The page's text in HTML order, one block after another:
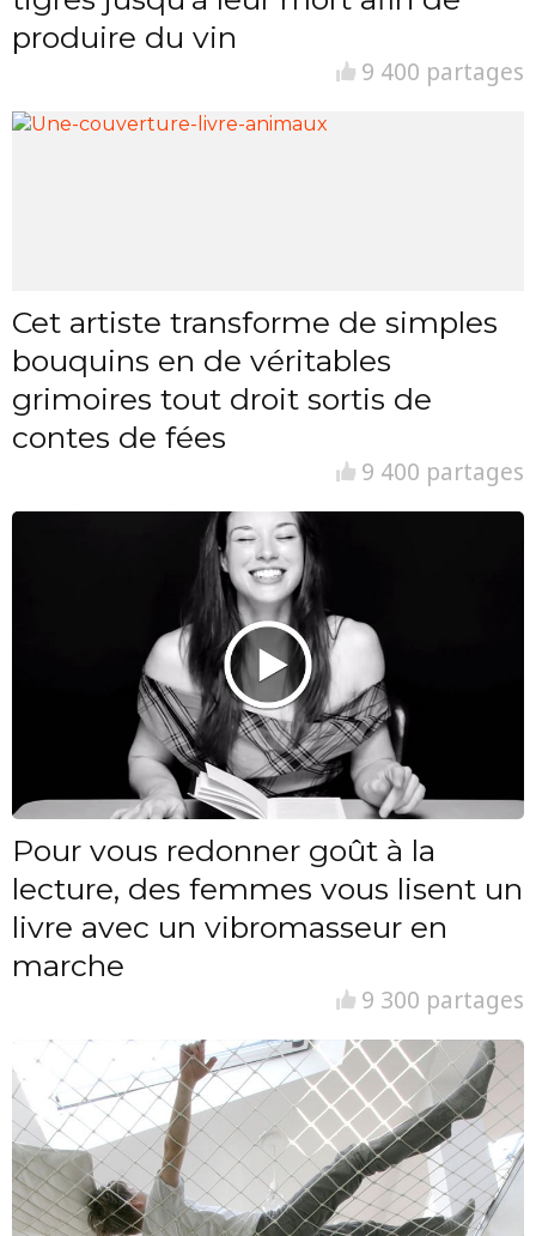
produire du vin
9 400 partages
Cet artiste transforme de simples
bouquins en de véritables
grimoires tout droit sortis de
contes de fées
9 400 partages
Pour vous redonner goût à la
lecture, des femmes vous lisent un
livre avec un vibromasseur en
marche
9 300 partages